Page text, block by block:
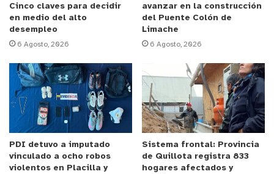
La encargada de Deportes Municipal, Yoceline
García, explicó que este espacio nace con el
propósito de fortalecer distintas habilidades
personales de las participantes. “Este taller es un
espacio, una iniciativa orientada a fortalecer la
seguridad, la confianza y también el bienestar
integral de las participantes, logrando entregar
herramientas prácticas de autocuidado, de
prevención y para reaccionar ante situaciones de
riesgo, promoviendo además la confianza corporal
Cinco claves para decidir
en medio del alto
desempleo
6 Agosto, 2026
avanzar en la construcción
del Puente Colón de
Limache
6 Agosto, 2026
PDI detuvo a imputado
vinculado a ocho robos
violentos en Placilla y
Sistema frontal: Provincia
de Quillota registra 833
hogares afectados y